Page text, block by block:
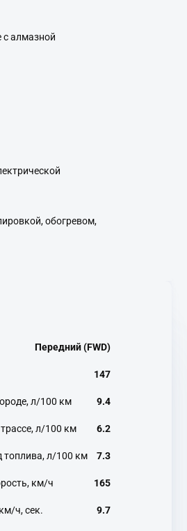
алмазной
обогревом,
л/100 км
л/100 км
л/100 км
км/ч
ч, сек.
Передний (FWD)
147
9.4
6.2
7.3
165
9.7